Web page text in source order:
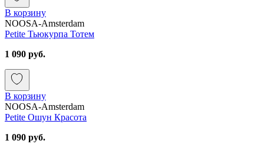
В корзину
NOOSA-Amsterdam
Petite Тьюкурпа Тотем
1 090 руб.
В корзину
NOOSA-Amsterdam
Petite Ошун Красота
1 090 руб.